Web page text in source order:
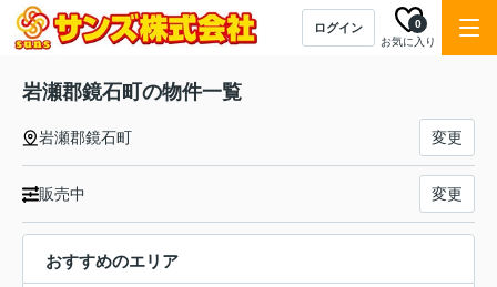
ログイン
お気に入り
0
岩瀬郡鏡石町の物件一覧
岩瀬郡鏡石町 変更
販売中 変更
おすすめのエリア